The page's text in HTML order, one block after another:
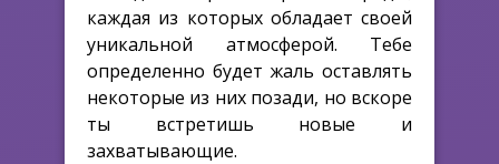
каждая из которых обладает своей
уникальной атмосферой. Тебе
определенно будет жаль оставлять
некоторые из них позади, но вскоре
ты встретишь новые и
захватывающие.